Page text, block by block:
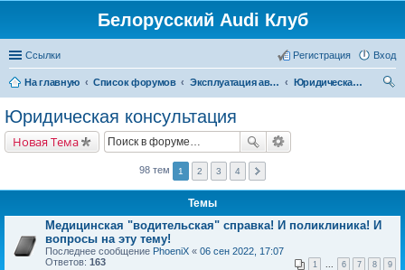
Белорусский Audi Клуб
Ссылки Вход
Регистрация
На главную Список форумов Эксплуатация автомобиля
Юридическая консультация
Юридическая консультация
Новая Тема
98 тем 1 2 3 4
Темы
Медицинская "водительская" справка! И поликлиника! И
вопросы на эту тему!
Последнее сообщение PhoeniX « 06 сен 2022, 17:07
Ответов: 163 1 ... 6 7 8 9